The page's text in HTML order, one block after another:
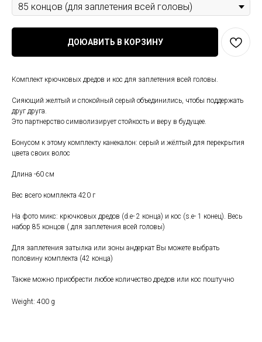
ДОЮАВИТЬ В КОРЗИНУ
Комплект крючковых дредов и кос для заплетения всей головы.
Сияющий желтый и спокойный серый объединились, чтобы поддержать
друг друга.
Это партнерство символизирует стойкость и веру в будущее.
Бонусом к этому комплекту канекалон: серый и жёлтый для перекрытия
цвета своих волос
Длина -60 см
Вес всего комплекта 420 г
На фото микс: крючковых дредов (d.e- 2 конца) и кос (s.e- 1 конец). Весь
набор 85 концов ( для заплетения всей головы)
Для заплетения затылка или зоны андеркат Вы можете выбрать
половину комплекта (42 конца)
Также можно приобрести любое количество дредов или кос поштучно
Weight: 400 g